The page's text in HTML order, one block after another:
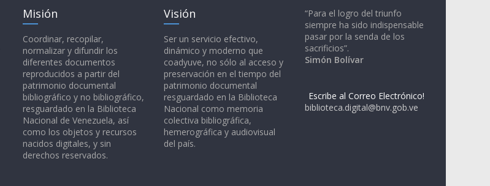
Misión
Coordinar, recopilar,
normalizar y difundir los
diferentes documentos
reproducidos a partir del
patrimonio documental
bibliográfico y no bibliográfico,
resguardado en la Biblioteca
Nacional de Venezuela, así
como los objetos y recursos
nacidos digitales, y sin
derechos reservados.
Visión
Ser un servicio efectivo,
dinámico y moderno que
coadyuve, no sólo al acceso y
preservación en el tiempo del
patrimonio documental
resguardado en la Biblioteca
Nacional como memoria
colectiva bibliográfica,
hemerográfica y audiovisual
del país.
“Para el logro del triunfo
siempre ha sido indispensable
pasar por la senda de los
sacrificios”.
Simón Bolívar
Escribe al Correo Electrónico!
biblioteca.digital@bnv.gob.ve